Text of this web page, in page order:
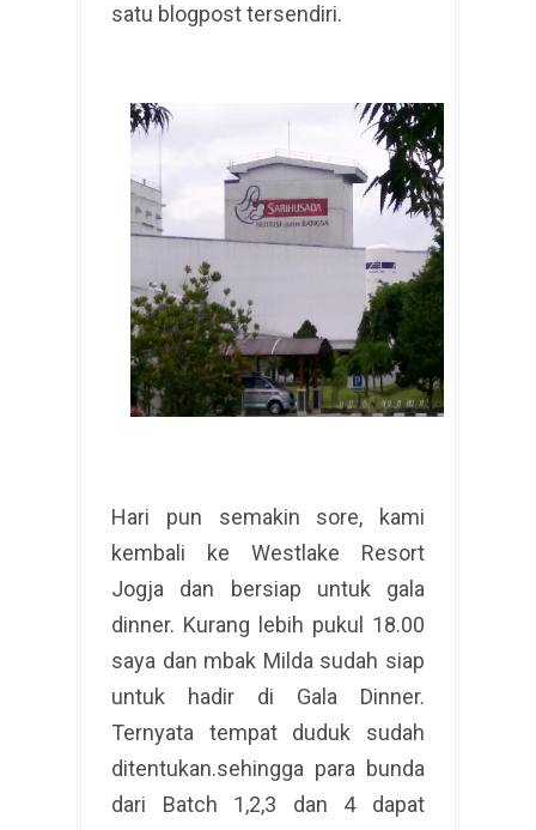
satu blogpost tersendiri.
Hari pun semakin sore, kami
kembali ke Westlake Resort
Jogja dan bersiap untuk gala
dinner. Kurang lebih pukul 18.00
saya dan mbak Milda sudah siap
untuk hadir di Gala Dinner.
Ternyata tempat duduk sudah
ditentukan.sehingga para bunda
dari Batch 1,2,3 dan 4 dapat